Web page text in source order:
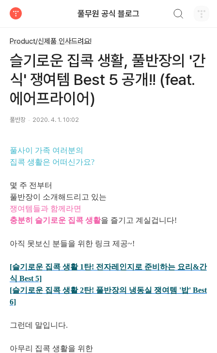
풀무원 공식 블로그
Product/신제품 인사드려요!
슬기로운 집콕 생활, 풀반장의 '간
식' 쟁여템 Best 5 공개!! (feat.
에어프라이어)
풀반장 2020. 4. 1. 10:02
풀사이 가족 여러분의
집콕 생활은 어떠신가요?
몇 주 전부터
풀반장이 소개해드리고 있는
쟁여템들과 함께라면
충분히 슬기로운 집콕 생활을 즐기고 계실겁니다!
아직 못보신 분들을 위한 링크 제공~!
[슬기로운 집콕 생활 1탄! 전자레인지로 준비하는 요리&간
식 Best 5]
[슬기로운 집콕 생활 2탄! 풀반장의 냉동실 쟁여템 '밥' Best
6]
그런데 말입니다.
아무리 집콕 생활을 위한